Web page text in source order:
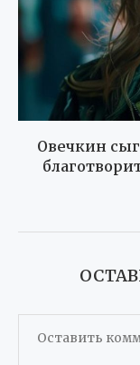
Овечкин